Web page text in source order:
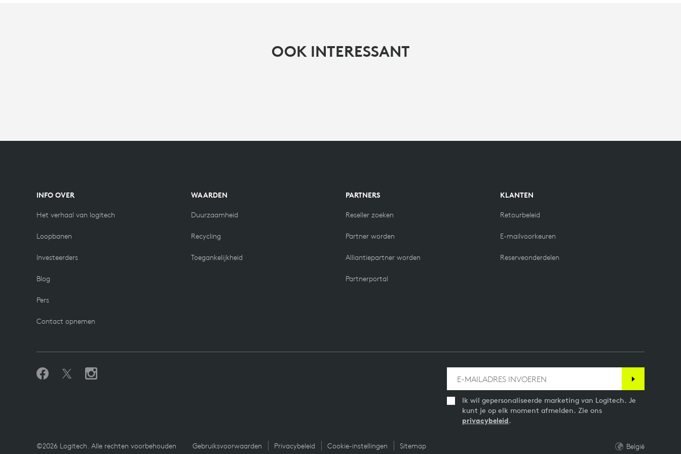
OOK INTERESSANT
INFO OVER
Het verhaal van logitech
Loopbanen
Investeerders
Blog
Pers
Contact opnemen
WAARDEN
Duurzaamheid
Recycling
Toegankelijkheid
PARTNERS
Reseller zoeken
Partner worden
Alliantiepartner worden
Partnerportal
KLANTEN
Retourbeleid
E-mailvoorkeuren
Reserveonderdelen
Ik wil gepersonaliseerde marketing van Logitech. Je
kunt je op elk moment afmelden. Zie ons
privacybeleid.
©2026 Logitech. Alle rechten voorbehouden Gebruiksvoorwaarden Privacybeleid Cookie-instellingen Sitemap België